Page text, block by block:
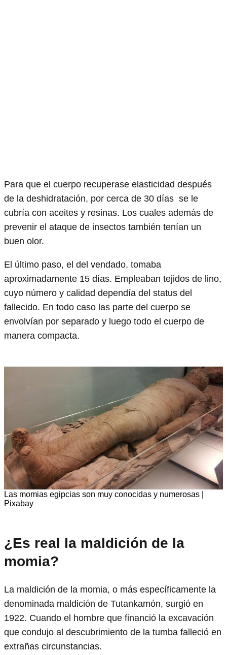
Para que el cuerpo recuperase elasticidad después
de la deshidratación, por cerca de 30 días se le
cubría con aceites y resinas. Los cuales además de
prevenir el ataque de insectos también tenían un
buen olor.
El último paso, el del vendado, tomaba
aproximadamente 15 días. Empleaban tejidos de lino,
cuyo número y calidad dependía del status del
fallecido. En todo caso las parte del cuerpo se
envolvían por separado y luego todo el cuerpo de
manera compacta.
Las momias egipcias son muy conocidas y numerosas |
Pixabay
¿Es real la maldición de la
momia?
La maldición de la momia, o más específicamente la
denominada maldición de Tutankamón, surgió en
1922. Cuando el hombre que financió la excavación
que condujo al descubrimiento de la tumba falleció en
extrañas circunstancias.